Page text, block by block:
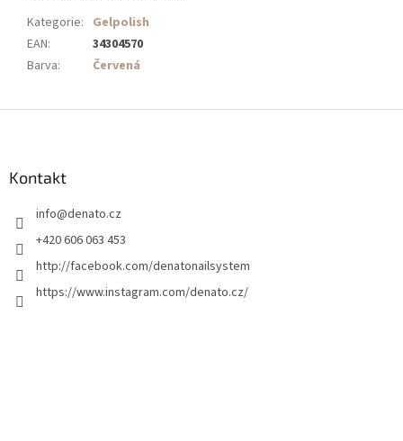
Kategorie: Gelpolish
EAN:
34304570
Barva: Červená
Kontakt
info@denato.cz
+420 606 063 453
http://facebook.com/denatonailsystem
https://www.instagram.com/denato.cz/